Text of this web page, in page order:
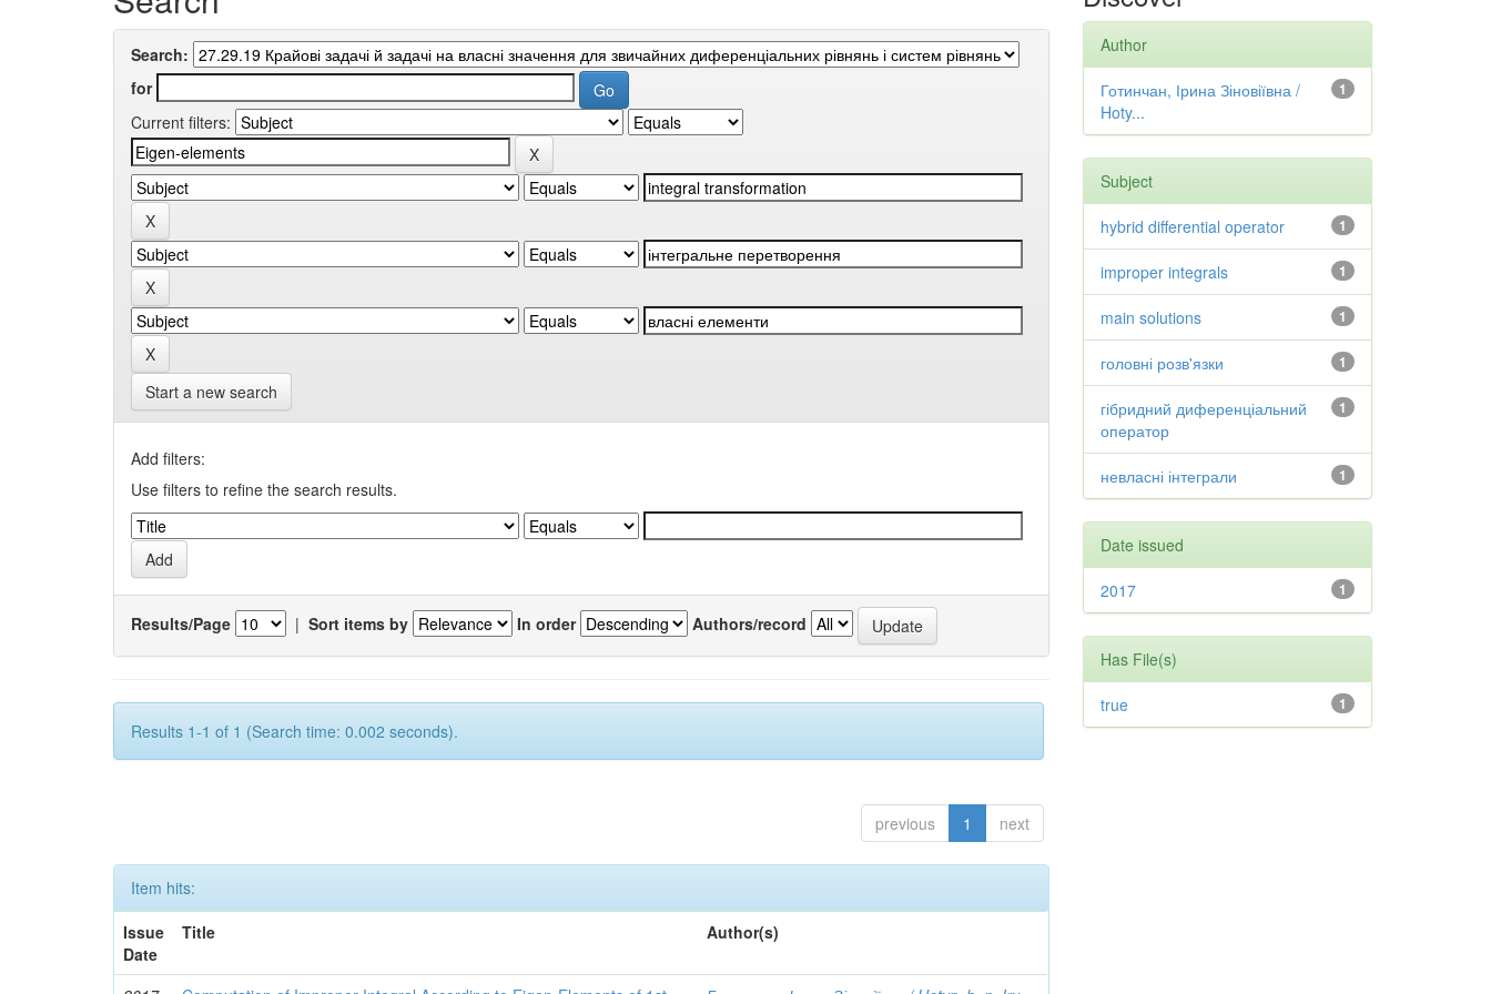
Search:
for
Current filters:
Start a new search
Add filters:
Use filters to refine the search results.
Results/Page | Sort items by In order Authors/record
Results 1-1 of 1 (Search time: 0.002 seconds).
previous 1 next
Item hits:
Issue
Date
Title Author(s)
Author
1
Готинчан, Ірина Зіновіївна /
Hoty...
Subject
1
hybrid differential operator
1
improper integrals
1
main solutions
1
головні розв'язки
1
гібридний диференціальний
оператор
1
невласні інтеграли
Date issued
1
2017
Has File(s)
1
true